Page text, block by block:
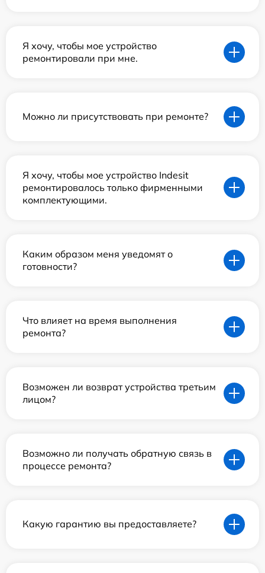
Я хочу, чтобы мое устройство
ремонтировали при мне.
Можно ли присутствовать при ремонте?
Я хочу, чтобы мое устройство Indesit
ремонтировалось только фирменными
комплектующими.
Каким образом меня уведомят о
готовности?
Что влияет на время выполнения
ремонта?
Возможен ли возврат устройства третьим
лицом?
Возможно ли получать обратную связь в
процессе ремонта?
Какую гарантию вы предоставляете?